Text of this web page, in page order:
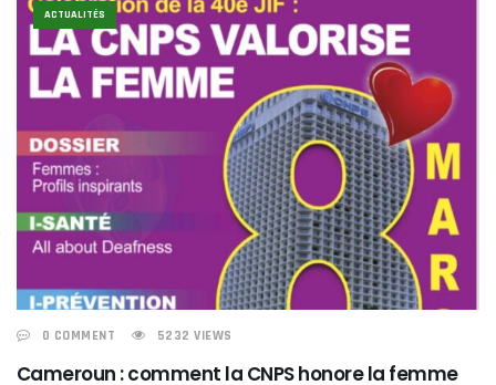
ACTUALITÉS
0 COMMENT 5232 VIEWS
Cameroun : comment la CNPS honore la femme